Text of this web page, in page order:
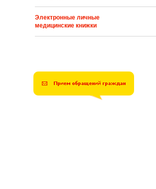
Электронные личные
медицинские книжки